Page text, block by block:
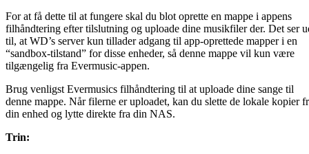
For at få dette til at fungere skal du blot oprette en mappe i appens
filhåndtering efter tilslutning og uploade dine musikfiler der. Det ser
til, at WD’s server kun tillader adgang til app-oprettede mapper i en
“sandbox-tilstand” for disse enheder, så denne mappe vil kun være
tilgængelig fra Evermusic-appen.
Brug venligst Evermusics filhåndtering til at uploade dine sange til
denne mappe. Når filerne er uploadet, kan du slette de lokale kopier
din enhed og lytte direkte fra din NAS.
Trin: